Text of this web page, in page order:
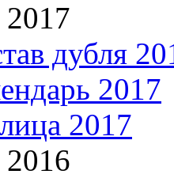
дубля
2017
2017